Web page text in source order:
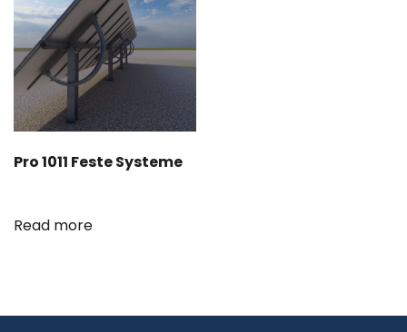
Pro 1011 Feste Systeme
Read more